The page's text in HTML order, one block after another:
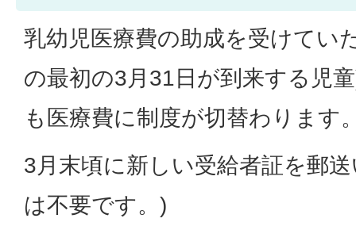
乳幼児医療費の助成を受けてい
の最初の3月31日が到来する児
も医療費に制度が切替わります
3月末頃に新しい受給者証を郵
は不要です。)